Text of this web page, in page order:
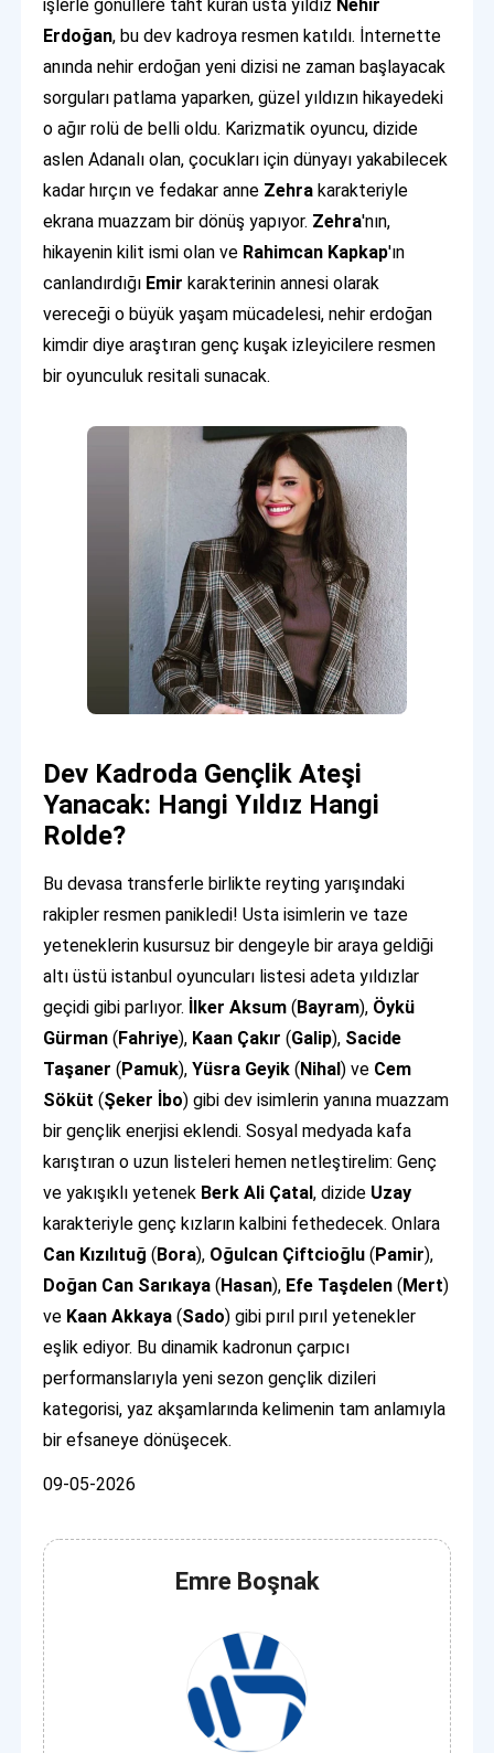
işlerle gönüllere taht kuran usta yıldız Nehir
Erdoğan, bu dev kadroya resmen katıldı. İnternette
anında nehir erdoğan yeni dizisi ne zaman başlayacak
sorguları patlama yaparken, güzel yıldızın hikayedeki
o ağır rolü de belli oldu. Karizmatik oyuncu, dizide
aslen Adanalı olan, çocukları için dünyayı yakabilecek
kadar hırçın ve fedakar anne Zehra karakteriyle
ekrana muazzam bir dönüş yapıyor. Zehra'nın,
hikayenin kilit ismi olan ve Rahimcan Kapkap'ın
canlandırdığı Emir karakterinin annesi olarak
vereceği o büyük yaşam mücadelesi, nehir erdoğan
kimdir diye araştıran genç kuşak izleyicilere resmen
bir oyunculuk resitali sunacak.
Dev Kadroda Gençlik Ateşi
Yanacak: Hangi Yıldız Hangi
Rolde?
Bu devasa transferle birlikte reyting yarışındaki
rakipler resmen panikledi! Usta isimlerin ve taze
yeteneklerin kusursuz bir dengeyle bir araya geldiği
altı üstü istanbul oyuncuları listesi adeta yıldızlar
geçidi gibi parlıyor.
İlker Aksum ( Bayram), Öykü
Gürman ( Fahriye), Kaan Çakır (Galip), Sacide
Taşaner ( Pamuk),Yüsra Geyik ( Nihal) ve Cem
Söküt (Şeker İbo) gibi dev isimlerin yanına muazzam
bir gençlik enerjisi eklendi. Sosyal medyada kafa
karıştıran o uzun listeleri hemen netleştirelim: Genç
ve yakışıklı yetenek Berk Ali Çatal, dizide Uzay
karakteriyle genç kızların kalbini fethedecek. Onlara
Can Kızılıtuğ ( Bora), Oğulcan Çiftcioğlu ( Pamir),
Doğan Can Sarıkaya ( Hasan), Efe Taşdelen ( Mert)
ve Kaan Akkaya (Sado) gibi pırıl pırıl yetenekler
eşlik ediyor. Bu dinamik kadronun çarpıcı
performanslarıyla yeni sezon gençlik dizileri
kategorisi, yaz akşamlarında kelimenin tam anlamıyla
bir efsaneye dönüşecek.
09-05-2026
Emre Boşnak